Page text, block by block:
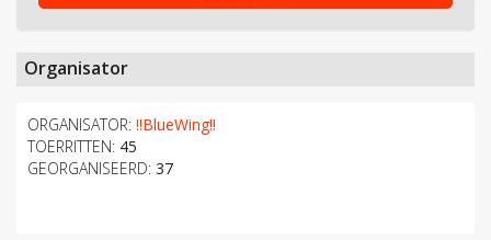
Organisator
ORGANISATOR: !!BlueWing!!
TOERRITTEN: 45
GEORGANISEERD: 37